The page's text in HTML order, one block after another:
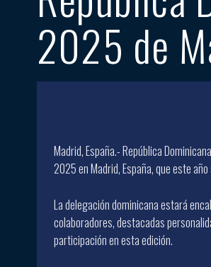
2025 de
Madrid, España.- República
2025 en Madrid, España, que este
La delegación dominicana estará
colaboradores, destacadas
participación en esta edición.